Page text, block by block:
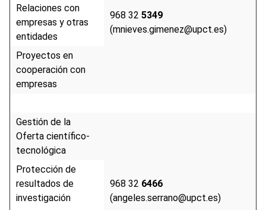
968 32 5349
(mnieves.gimenez@upct.es)
Relaciones con
empresas y otras
entidades
Proyectos en
cooperación con
empresas
Gestión de la
Oferta científico-
tecnológica
968 32 6466
(angeles.serrano@upct.es)
Protección de
resultados de
investigación